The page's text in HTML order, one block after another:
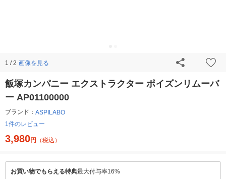
1 / 2 画像を見る
飯塚カンパニー エクストラクター ポイズンリムーバ
ー AP01100000
ブランド： ASPILABO
1件のレビュー
3,980円 （税込）
お買い物でもらえる特典最大付与率16%